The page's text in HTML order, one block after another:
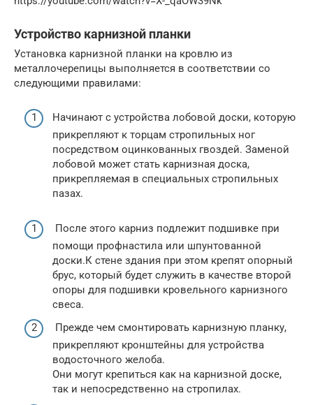
Устройство карнизной планки
Установка карнизной планки на кровлю из
металлочерепицы выполняется в соответствии со
следующими правилами:
Начинают с устройства лобовой доски, которую
прикрепляют к торцам стропильных ног
посредством оцинкованных гвоздей. Заменой
лобовой может стать карнизная доска,
прикрепляемая в специальных стропильных
пазах.
После этого карниз подлежит подшивке при
помощи профнастила или шпунтованной
доски.К стене здания при этом крепят опорный
брус, который будет служить в качестве второй
опоры для подшивки кровельного карнизного
свеса.
Прежде чем смонтировать карнизную планку,
прикрепляют кронштейны для устройства
водосточного желоба.
Они могут крепиться как на карнизной доске,
так и непосредственно на стропилах.